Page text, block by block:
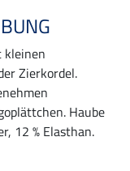
kleinen
Zierkordel.
Haube
12 % Elasthan.